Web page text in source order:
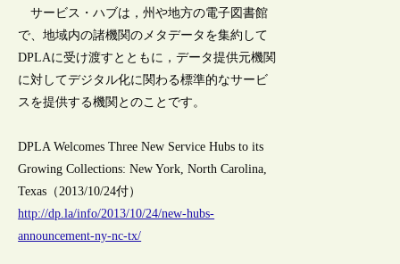
サービス・ハブは，州や地方の電子図書館
で、地域内の諸機関のメタデータを集約して
DPLAに受け渡すとともに，データ提供元機関
に対してデジタル化に関わる標準的なサービ
スを提供する機関とのことです。
DPLA Welcomes Three New Service Hubs to its
Growing Collections: New York, North Carolina,
Texas（2013/10/24付）
http://dp.la/info/2013/10/24/new-hubs-
announcement-ny-nc-tx/